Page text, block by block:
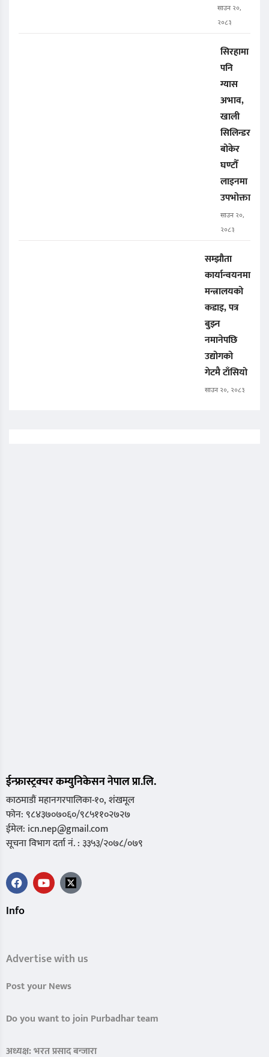
साउन २०,
२०८३
सिरहामा
पनि
ग्यास
अभाव,
खाली
सिलिन्डर
बोकेर
घण्टौँ
लाइनमा
उपभोक्ता
साउन २०,
२०८३
सम्झौता
कार्यान्वयनमा
मन्त्रालयको
कडाइ, पत्र
बुझ्न
नमानेपछि
उद्योगको
गेटमै टाँसियो
साउन २०, २०८३
ईन्फ्रास्ट्रक्चर कम्युनिकेसन नेपाल प्रा.लि.
काठमाडौं महानगरपालिका-१०, शंखमूल
फोन: ९८४३७०७०६०/९८५११०२७२७
ईमेल: icn.nep@gmail.com
सूचना विभाग दर्ता नं. : ३३५३/२०७८/०७९
Info
Advertise with us
Post your News
Do you want to join Purbadhar team
अध्यक्ष: भरत प्रसाद बन्जारा